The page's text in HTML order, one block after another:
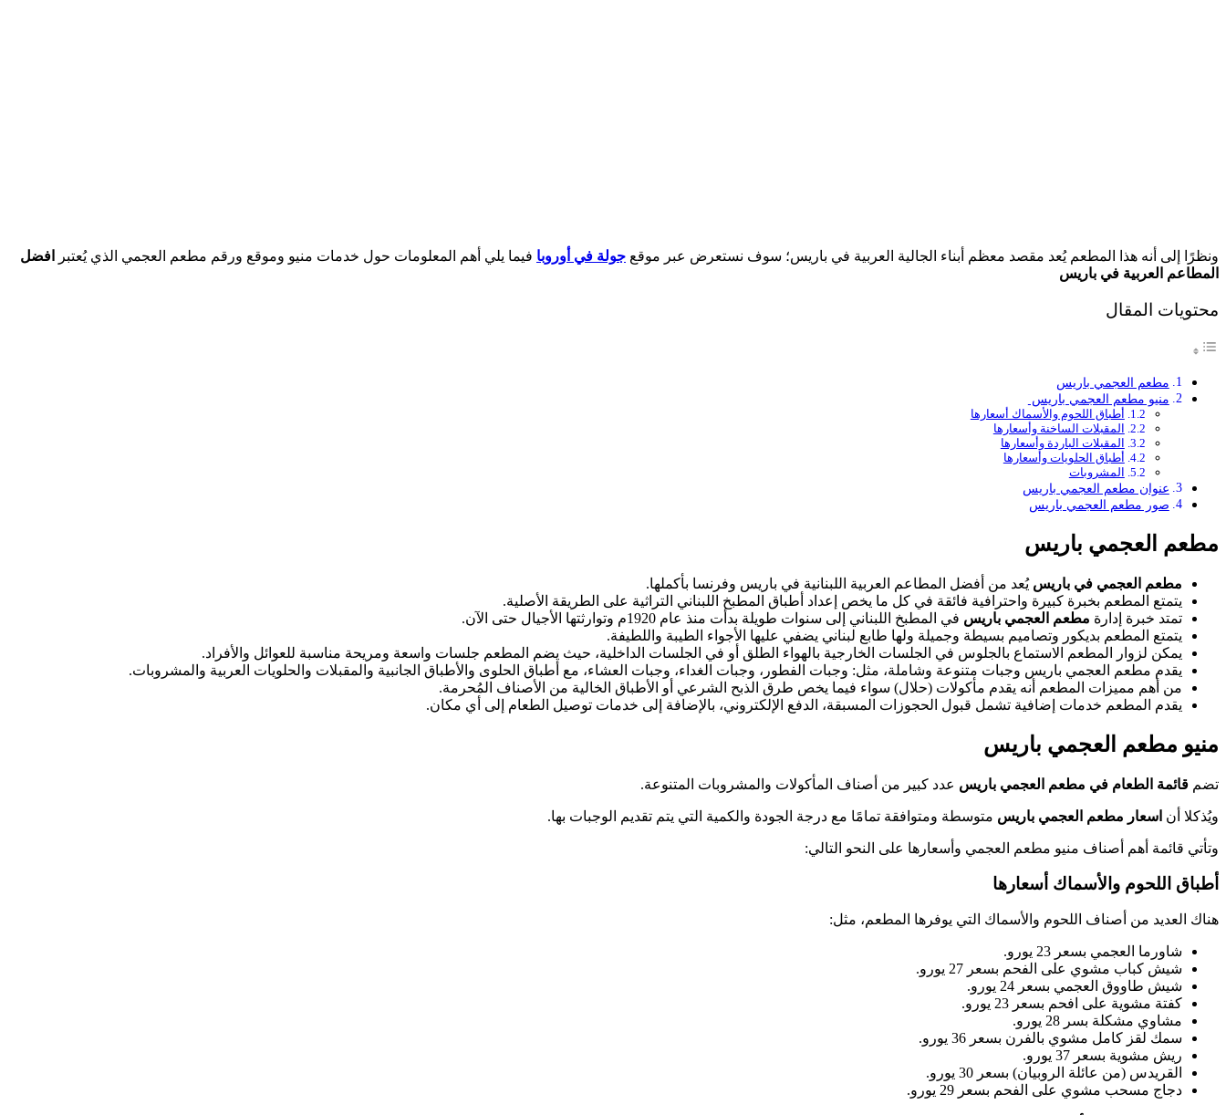
ونظرًا إلى أنه هذا المطعم يُعد مقصد معظم أبناء الجالية العربية في باريس؛ سوف نستعرض عبر موقع جولة في أوروبا فيما يلي أهم المعلومات حول خدمات منيو وموقع ورقم مطعم العجمي الذي يُعتبر
افضل
المطاعم العربية في باريس
محتويات المقال
مطعم العجمي باريس
منيو مطعم العجمي باريس
أطباق اللحوم والأسماك أسعارها
المقبلات الساخنة وأسعارها
المقبلات الباردة وأسعارها
أطباق الحلويات وأسعارها
المشروبات
عنوان مطعم العجمي باريس
صور مطعم العجمي باريس
مطعم العجمي باريس
مطعم العجمي في باريسيُعد من أفضل المطاعم العربية اللبنانية في باريس وفرنسا بأكملها.
يتمتع المطعم بخبرة كبيرة واحترافية فائقة في كل ما يخص إعداد أطباق المطبخ اللبناني التراثية على الطريقة الأصلية.
تمتد خبرة إدارة مطعم العجمي باريس في المطبخ اللبناني إلى سنوات طويلة بدأت منذ عام 1920م وتوارثتها الأجيال حتى الآن.
يتمتع المطعم بديكور وتصاميم بسيطة وجميلة ولها طابع لبناني يضفي عليها الأجواء الطيبة واللطيفة.
يمكن لزوار المطعم الاستماع بالجلوس في الجلسات الخارجية بالهواء الطلق أو في الجلسات الداخلية، حيث يضم المطعم جلسات واسعة ومريحة مناسبة للعوائل والأفراد.
يقدم مطعم العجمي باريس وجبات متنوعة وشاملة، مثل: وجبات الفطور، وجبات الغداء، وجبات العشاء، مع أطباق الحلوى والأطباق الجانبية والمقبلات والحلويات العربية والمشروبات.
من أهم مميزات المطعم أنه يقدم مأكولات (حلال) سواء فيما يخص طرق الذبح الشرعي أو الأطباق الخالية من الأصناف المُحرمة.
يقدم المطعم خدمات إضافية تشمل قبول الحجوزات المسبقة، الدفع الإلكتروني، بالإضافة إلى خدمات توصيل الطعام إلى أي مكان.
منيو مطعم العجمي باريس
تضم قائمة الطعام في مطعم العجمي باريس عدد كبير من أصناف المأكولات والمشروبات المتنوعة.
ويُذكلا أن اسعار مطعم العجمي باريس متوسطة ومتوافقة تمامًا مع درجة الجودة والكمية التي يتم تقديم الوجبات بها.
وتأتي قائمة أهم أصناف منيو مطعم العجمي وأسعارها على النحو التالي:
أطباق اللحوم والأسماك أسعارها
هناك العديد من أصناف اللحوم والأسماك التي يوفرها المطعم، مثل:
شاورما العجمي بسعر 23 يورو.
شيش كباب مشوي على الفحم بسعر 27 يورو.
شيش طاووق العجمي بسعر 24 يورو.
كفتة مشوية على افحم بسعر 23 يورو.
مشاوي مشكلة بسر 28 يورو.
سمك لقز كامل مشوي بالفرن بسعر 36 يورو.
ريش مشوية بسعر 37 يورو.
القريدس (من عائلة الروبيان) بسعر 30 يورو.
دجاج مسحب مشوي على الفحم بسعر 29 يورو.